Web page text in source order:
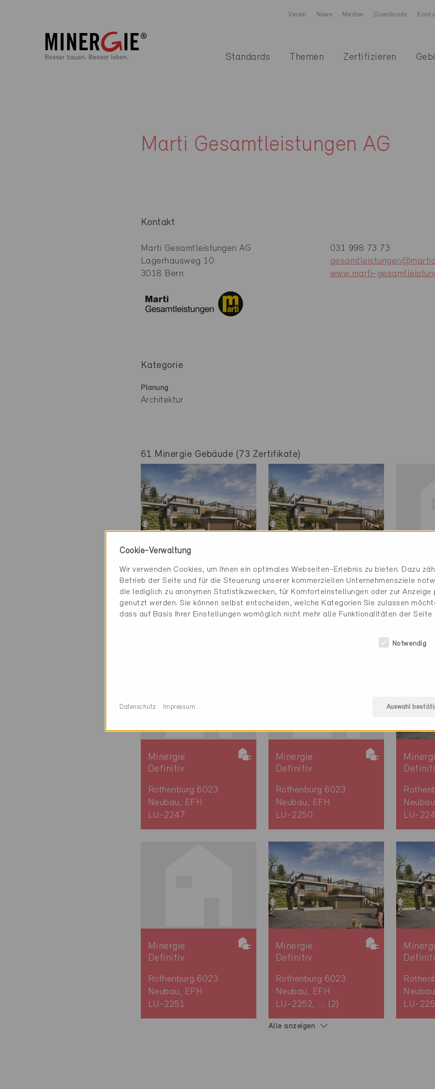
Verein News Medien Downloads
Standards Themen Zertifizieren
Marti Gesamtleistungen AG
Kontakt
Marti Gesamtleistungen AG
Lagerhausweg 10
3018 Bern
031 998 73 73
www.marti-
Kategorie
Planung
Architektur
61 Minergie Gebäude (73 Zertifikate)
Minergie
Definitiv
Rothenburg 6023
Neubau, EFH
Minergie
Definitiv
Rothenburg 6023
Neubau, EFH
Minergie
Definitiv
Rothenburg 6023
Neubau, EFH
LU-2247
Minergie
Definitiv
Rothenburg 6023
Neubau, EFH
LU-2250
LU-
Minergie
Definitiv
Rothenburg 6023
Neubau, EFH
LU-2251
Minergie
Definitiv
Rothenburg 6023
Neubau, EFH
LU-2252, ... (2)
LU-
Alle anzeigen
Cookie-Verwaltung
Wir verwenden Cookies, um Ihnen ein optimales Webseiten-Erlebnis zu bieten. Dazu
Betrieb der Seite und für die Steuerung unserer kommerziellen Unternehmensziele
die lediglich zu anonymen Statistikzwecken, für Komforteinstellungen oder zur
genutzt werden. Sie können selbst entscheiden, welche Kategorien Sie zulassen
dass auf Basis Ihrer Einstellungen womöglich nicht mehr alle Funktionalitäten der Seite
Notwendig
Auswahl
Datenschutz Impressum